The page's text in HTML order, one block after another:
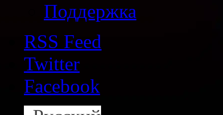
Поддержка
RSS Feed
Twitter
Facebook